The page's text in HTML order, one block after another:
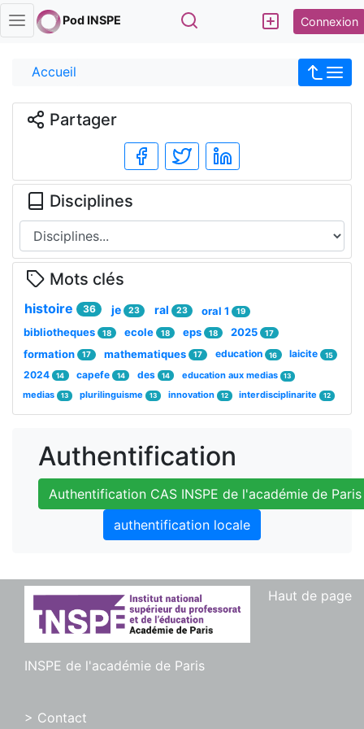
Pod INSPE Rechercher Connexion
Accueil
Authentification
Authentification CAS INSPE de l'académie de Paris
authentification locale
Partager
Disciplines
Mots clés
histoire 36 je 23 ral 23 oral 1 19
bibliotheques 18 ecole 18 eps 18 2025 17
formation 17 mathematiques 17 education 16 laicite 15
2024 14 capefe 14 des 14 education aux medias 13
medias 13 plurilinguisme 13 innovation 12 interdisciplinarite 12
Haut de page
INSPE de l'académie de Paris
> Contact